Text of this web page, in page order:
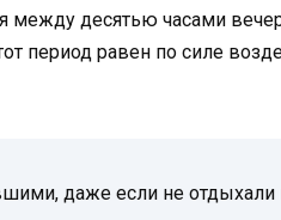
между десятью часами
период равен по силе
даже если не